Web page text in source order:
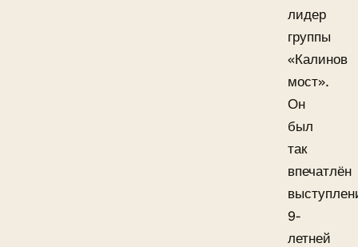
лидер
группы
«Калинов
мост».
Он
был
так
впечатлён
9-
летней